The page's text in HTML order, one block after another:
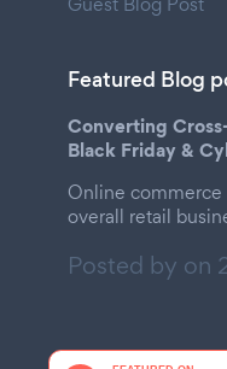
Featured Blog
Converting
Black Friday &
Online commerce
overall retail
Posted by on